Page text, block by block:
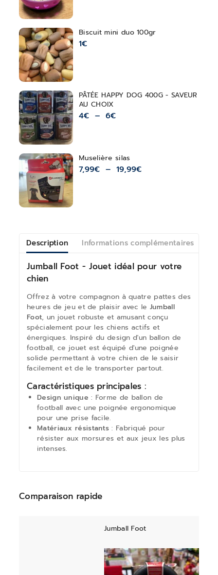
Biscuit mini duo 100gr
1€
PÂTÉE HAPPY DOG 400G - SAVEUR
AU CHOIX
4€ – 6€
Muselière silas
7,99€ – 19,99€
Description Informations complémentaires
Jumball Foot - Jouet idéal pour votre
chien
Offrez à votre compagnon à quatre pattes des
heures de jeu et de plaisir avec le Jumball
Foot, un jouet robuste et amusant conçu
spécialement pour les chiens actifs et
énergiques. Inspiré du design d'un ballon de
football, ce jouet est équipé d'une poignée
solide permettant à votre chien de le saisir
facilement et de le transporter partout.
Caractéristiques principales :
Design unique : Forme de ballon de
football avec une poignée ergonomique
pour une prise facile.
Matériaux résistants : Fabriqué pour
résister aux morsures et aux jeux les plus
intenses.
Comparaison rapide
Jumball Foot